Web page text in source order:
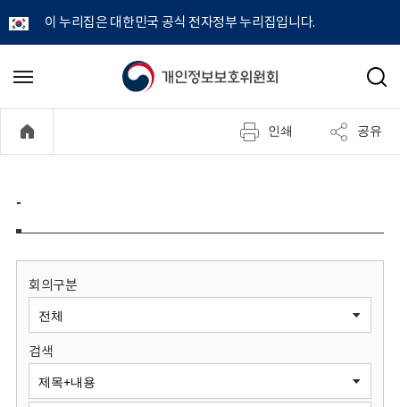
이 누리집은 대한민국 공식 전자정부 누리집입니다.
개
정
보
원
메
기
검
인쇄 공유
-
회의구분
검색